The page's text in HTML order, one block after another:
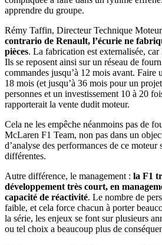
apprendre du groupe.
Rémy Taffin, Directeur Technique
contrario de Renault, l’écurie ne
pièces. La fabrication est externalisée,
Ils se reposent ainsi sur un réseau de
commandes jusqu’à 12 mois avant. Faire
18 mois (et jusqu’à 36 mois pour un
personnes et un investissement 10 à 20
rapporterait la vente dudit moteur.
Cela ne les empêche néanmoins pas de
McLaren F1 Team, non pas dans un
d’analyse des performances de ce
différentes.
Autre différence, le management : la F1
développement très court, en
capacité de réactivité. Le nombre de
faible, et cela force chacun à porter
la série, les enjeux se font sur plusieurs
ou tel choix a beaucoup plus de